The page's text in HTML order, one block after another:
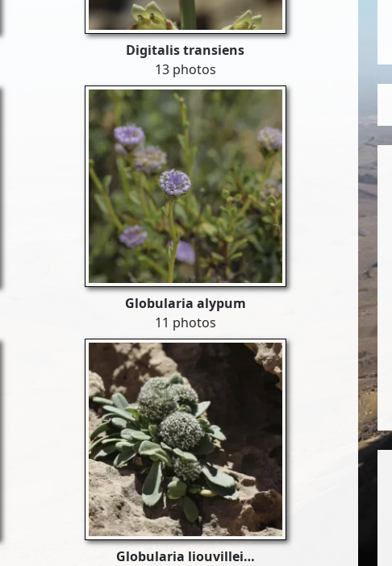
Digitalis transiens
13 photos
Globularia alypum
11 photos
Globularia liouvillei…